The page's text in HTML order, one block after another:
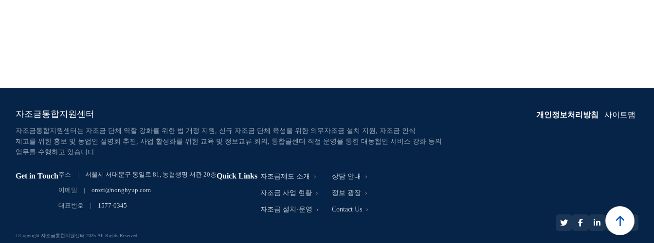
자조금통합지원센터
자조금통합지원센터는 자조금 단체 역할 강화를 위한 법 개정 지원, 신규 자조금 단체 육성을 위한 의무자조금 설치 지원, 자조금 인식
제고를 위한 홍보 및 농업인 설명회 추진, 사업 활성화를 위한 교육 및 정보교류 회의, 통합콜센터 직접 운영을 통한 대농헙인 서비스 강화 등의
업무를 수행하고 있습니다.
Get in Touch주소 서울시 서대문구 통일로 81, 농협생명 서관 20층
이메일 orozi@nonghyup.com
대표번호 1577-0345
Quick Links 자조금제도 소개 상담 안내
자조금 사업 현황 정보 광장
자조금 설치·운영 Contact Us
개인정보처리방침 사이트맵
©Copyright 자조금통합지원센터 2025 All Rights Reserved.